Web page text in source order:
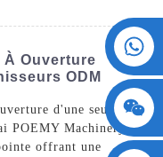
À Ouverture
ODM
d'une seule
POEMY Machinery Co.,
offrant une